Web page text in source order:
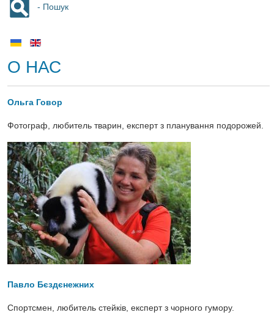
- Пошук
О НАС
Ольга Говор
Фотограф, любитель тварин, експерт з планування подорожей.
Павло Бєздєнежних
Спортсмен, любитель стейків, експерт з чорного гумору.